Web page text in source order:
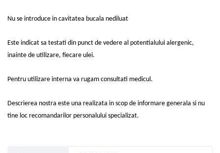
Nu se introduce in cavitatea bucala nediluat
Este indicat sa testati din punct de vedere al potentialului alergenic,
inainte de utilizare, fiecare ulei.
Pentru utilizare interna va rugam consultati medicul.
Descrierea nostra este una realizata in scop de informare generala si nu
tine loc recomandarilor personalului specializat.